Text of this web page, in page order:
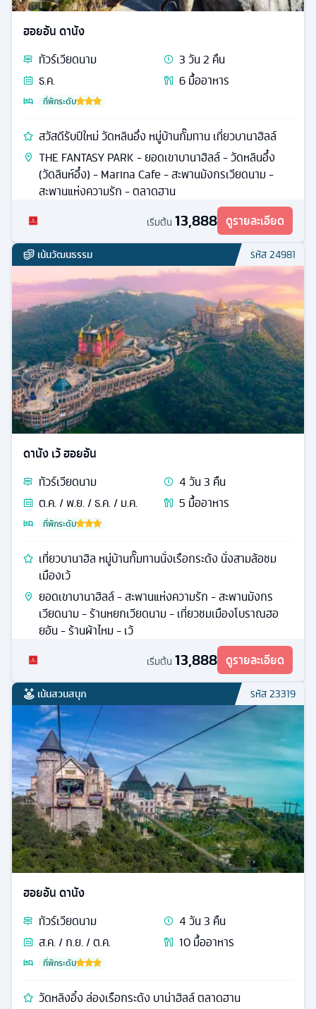
ฮอยอัน ดานัง
ทัวร์เวียดนาม 3วัน2 คืน
ธ.ค.
6มื้ออาหาร
ที่พักระดับ
สวัสดีรับปีใหม่ วัดหลินอึ่ง หมู่บ้านกั๊มทาน เที่ยวบานาฮิลล์
THE FANTASY PARK - ยอดเขาบานาฮิลล์ - วัดหลินอึ๋ง
(วัดลินห์อึ๋ง) - Marina Cafe - สะพานมังกรเวียดนาม -
สะพานแห่งความรัก - ตลาดฮาน
เริ่มต้น 13,888 ดูรายละเอียด
เน้นวัฒนธรรม รหัส24981
ดานัง เว้ ฮอยอัน
ทัวร์เวียดนาม 4วัน3 คืน
ต.ค. / พ.ย. / ธ.ค. / ม.ค.
5 มื้ออาหาร
ที่พักระดับ
เที่ยวบานาฮิล หมู่บ้านกั๊มทานนั่งเรือกระด้ง นั่งสามล้อชม
เมืองเว้
ยอดเขาบานาฮิลล์ - สะพานแห่งความรัก - สะพานมังกร
เวียดนาม - ร้านหยกเวียดนาม - เที่ยวชมเมืองโบราณฮอ
ยอัน - ร้านผ้าไหม - เว้
เริ่มต้น 13,888 ดูรายละเอียด
เน้นสวนสนุก รหัส23319
ฮอยอัน ดานัง
ทัวร์เวียดนาม 4วัน3 คืน
ส.ค. / ก.ย. / ต.ค.
10มื้ออาหาร
ที่พักระดับ
วัดหลิงอิ๋ง ล่องเรือกระด้ง บาน่าฮิลล์ ตลาดฮาน